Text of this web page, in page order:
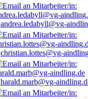
andrea.ledabyll@vg-
christian.lottes@vg-
harald.marb@vg-